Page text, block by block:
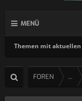
MENÜ
Themen mit aktuellen
FOREN ...